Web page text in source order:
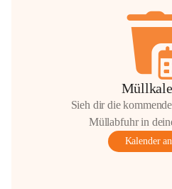
Sieh dir die
Müllabfuhr in
Kalender